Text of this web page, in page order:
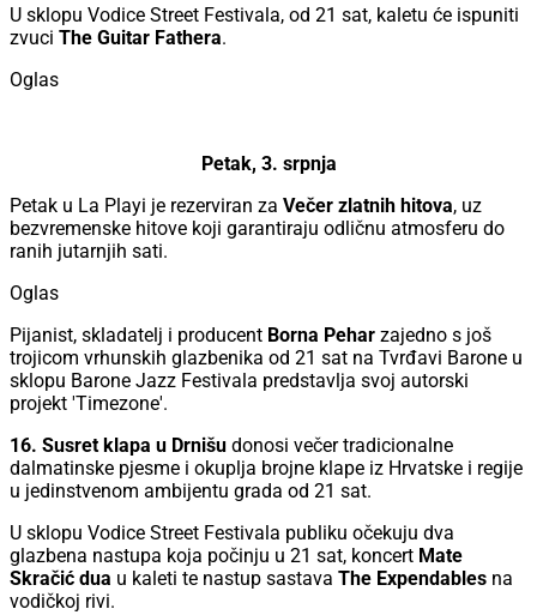
U sklopu Vodice Street Festivala, od 21 sat, kaletu će ispuniti
zvuci The Guitar Fathera.
Oglas
Petak, 3. srpnja
Petak u La Playi je rezerviran za Večer zlatnih hitova, uz
bezvremenske hitove koji garantiraju odličnu atmosferu do
ranih jutarnjih sati.
Oglas
Pijanist, skladatelj i producent Borna Pehar zajedno s još
trojicom vrhunskih glazbenika od 21 sat na Tvrđavi Barone u
sklopu Barone Jazz Festivala predstavlja svoj autorski
projekt 'Timezone'.
16. Susret klapa u Drnišu donosi večer tradicionalne
dalmatinske pjesme i okuplja brojne klape iz Hrvatske i regije
u jedinstvenom ambijentu grada od 21 sat.
U sklopu Vodice Street Festivala publiku očekuju dva
glazbena nastupa koja počinju u 21 sat, koncert Mate
Skračić dua u kaleti te nastup sastava The Expendables na
vodičkoj rivi.